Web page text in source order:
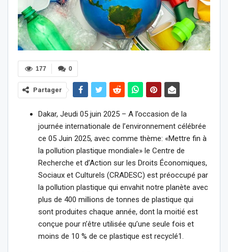
0
177
Partager
Dakar, Jeudi 05 juin 2025 – A l’occasion de la
journée internationale de l’environnement célébrée
ce 05 Juin 2025, avec comme thème: «Mettre fin à
la pollution plastique mondiale» le Centre de
Recherche et d’Action sur les Droits Économiques,
Sociaux et Culturels (CRADESC) est préoccupé par
la pollution plastique qui envahit notre planète avec
plus de 400 millions de tonnes de plastique qui
sont produites chaque année, dont la moitié est
conçue pour n’être utilisée qu’une seule fois et
moins de 10 % de ce plastique est recyclé1.